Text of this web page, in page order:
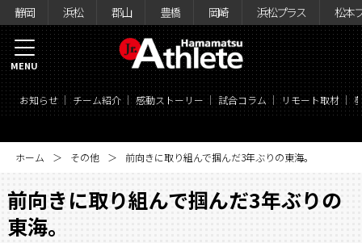
静岡 浜松 郡山 豊橋 岡崎 浜松プラス 松本
お知らせ チーム紹介 感動ストーリー 試合コラム リモート取材
MENU
ホーム その他 前向きに取り組んで掴んだ3年ぶりの東海。
前向きに取り組んで掴んだ3年ぶりの
東海。